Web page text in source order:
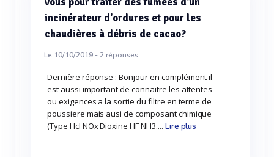
incinérateur d'ordures et pour les
chaudières à débris de cacao?
Le 10/10/2019 -2réponses
Dernière réponse : Bonjour en complément il
est aussi important de connaitre les attentes
ou exigences a la sortie du filtre en terme de
poussiere mais ausi de composant chimique
(Type Hcl NOx Dioxine HF NH3.... Lire plus